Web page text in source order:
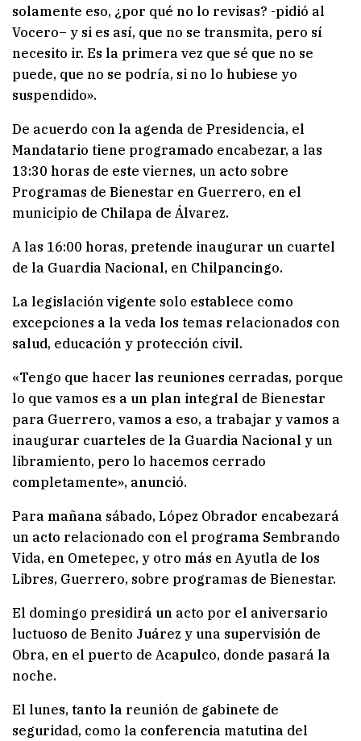
solamente eso, ¿por qué no lo revisas? -pidió al
Vocero– y si es así, que no se transmita, pero sí
necesito ir. Es la primera vez que sé que no se
puede, que no se podría, si no lo hubiese yo
suspendido».
De acuerdo con la agenda de Presidencia, el
Mandatario tiene programado encabezar, a las
13:30 horas de este viernes, un acto sobre
Programas de Bienestar en Guerrero, en el
municipio de Chilapa de Álvarez.
A las 16:00 horas, pretende inaugurar un cuartel
de la Guardia Nacional, en Chilpancingo.
La legislación vigente solo establece como
excepciones a la veda los temas relacionados con
salud, educación y protección civil.
«Tengo que hacer las reuniones cerradas, porque
lo que vamos es a un plan integral de Bienestar
para Guerrero, vamos a eso, a trabajar y vamos a
inaugurar cuarteles de la Guardia Nacional y un
libramiento, pero lo hacemos cerrado
completamente», anunció.
Para mañana sábado, López Obrador encabezará
un acto relacionado con el programa Sembrando
Vida, en Ometepec, y otro más en Ayutla de los
Libres, Guerrero, sobre programas de Bienestar.
El domingo presidirá un acto por el aniversario
luctuoso de Benito Juárez y una supervisión de
Obra, en el puerto de Acapulco, donde pasará la
noche.
El lunes, tanto la reunión de gabinete de
seguridad, como la conferencia matutina del